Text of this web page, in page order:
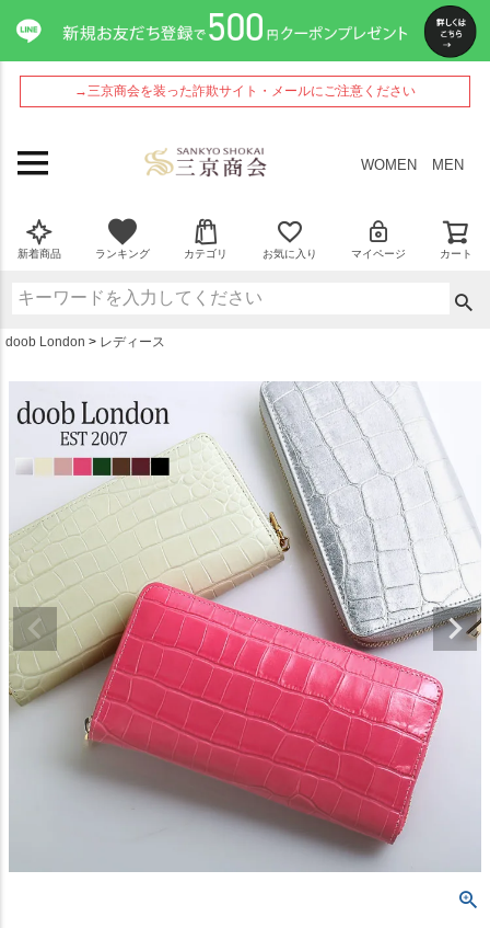
→三京商会を装った詐欺サイト・メールにご注意ください
WOMEN MEN
新着商品 ランキング カテゴリ お気に入り マイページ カート
doob London レディース
ペー
ジト
ップ
へ